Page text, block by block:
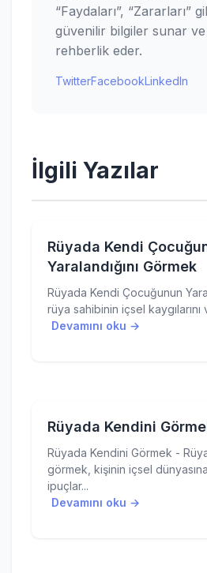
“Faydaları”, “Zararları”
güvenilir bilgiler sunar
rehberlik eder.
TwitterFacebookLinkedIn
İlgili Yazılar
Rüyada Kendi
Yaralandığını Görmek
Rüyada Kendi Çocuğunun
rüya sahibinin içsel
Devamını oku →
Rüyada Kendini
Rüyada Kendini Görmek -
görmek, kişinin içsel
ipuçlar...
Devamını oku →